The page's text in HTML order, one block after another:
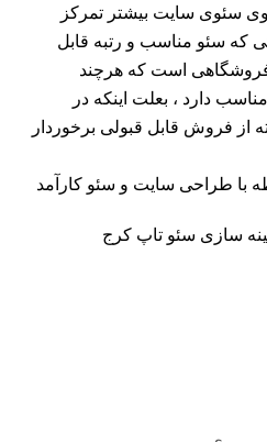
سئوی سایت بیشتر تمرکز
که سئو مناسب و رتبه قابل
فروشگاهی است که هرچند
دارد ، بعلت اینکه در
از فروش قابل قبولی برخوردار
با طراحی سایت و سئو کارآمد
سازی سئو تاپ کرج